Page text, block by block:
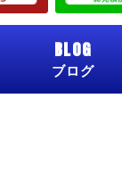
BLOG
ブログ